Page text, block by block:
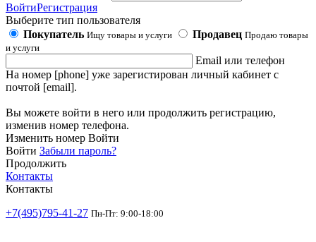
ВойтиРегистрация
Выберите тип пользователя
Покупатель Ищу товары и услуги Продавец Продаю товары
и услуги
Email или телефон
На номер [phone] уже зарегистирован личный кабинет с
почтой [email].
Вы можете войти в него или продолжить регистрацию,
изменив номер телефона.
Изменить номер Войти
Войти Забыли пароль?
Продолжить
Контакты
Контакты
+7(495)795-41-27 Пн-Пт: 9:00-18:00